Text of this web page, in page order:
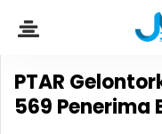
PTAR
569 Penerima